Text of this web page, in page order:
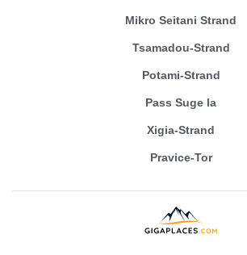
Mikro Seitani Strand
Tsamadou-Strand
Potami-Strand
Pass Suge la
Xigia-Strand
Pravice-Tor